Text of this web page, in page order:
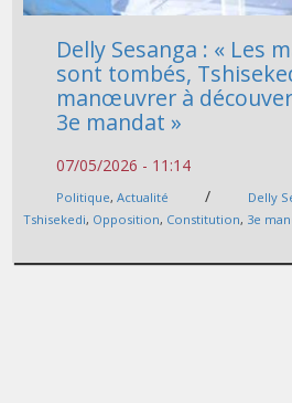
Delly Sesanga : « Les
sont tombés,
manœuvrer à
3e mandat »
07/05/2026 - 11:14
Politique,Actualité / Delly
Tshisekedi, Opposition, Constitution, 3e